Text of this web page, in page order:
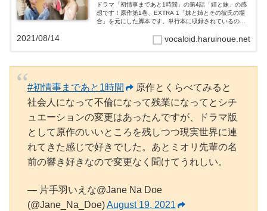
ドラマ「初情事まであと1時間」の第4話「姉と妹」の感
想です！原作第1巻、EXTRA 1「妹と姉とその彼氏の場
合」を元にした脚本です。単行本に収録されているのと
あらすじ姉の瑞穂（青山美郷...vocaloid.haruinoue.net
2021/08/14
#初情事まであと1時間
原作とくらべてみると
社会人になって不倫になって残業になってとシチ
ュエーションの変更はあったんですが、ドラマ版
として原作のいいところを残しつつ現実世界に連
れてきた感じで好きでした。あとミオリ先輩の名
前の響き好きなので変更なく聞けてうれしい。
— 片手羽いえな@Jane Na Doe
(@Jane_Na_Doe)August 19, 2021